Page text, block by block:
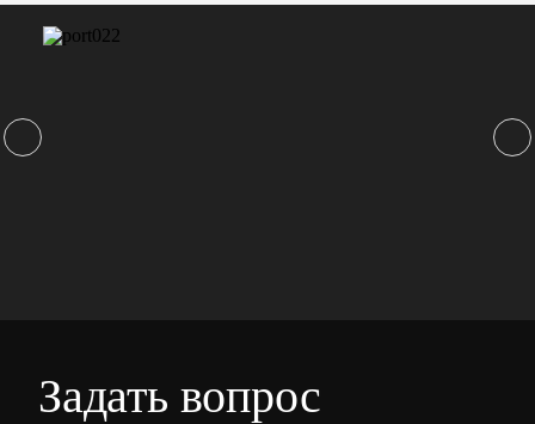
Задать вопрос